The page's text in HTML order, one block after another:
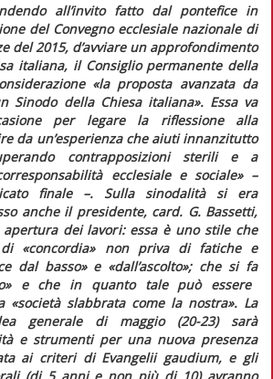
all’invito fatto dal pontefice in
del Convegno ecclesiale nazionale di
del 2015, d’avviare un approfondimento
italiana, il Consiglio permanente della
«la proposta avanzata da
Sinodo della Chiesa italiana». Essa va
per legare la riflessione alla
da un’esperienza che aiuti innanzitutto
contrapposizioni sterili e a
ecclesiale e sociale»–
finale –. Sulla sinodalità si era
anche il presidente, card. G. Bassetti,
dei lavori: essa è uno stile che
«concordia»non priva di fatiche e
dal basso»e «dall’ascolto»; che si fa
e che in quanto tale può essere
«società slabbrata come la nostra». La
generale di maggio (20-23) sarà
e strumenti per una nuova presenza
ai criteri di Evangelii gaudium,e gli